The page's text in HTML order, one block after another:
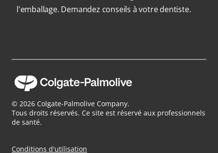
l'emballage. Demandez conseils à votre dentiste.
© 2026 Colgate-Palmolive Company.
Tous droits réservés. Ce site est réservé aux professionnels
de santé.
Conditions d'utilisation